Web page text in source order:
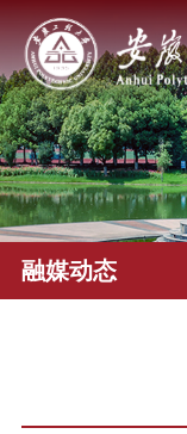
融媒动态